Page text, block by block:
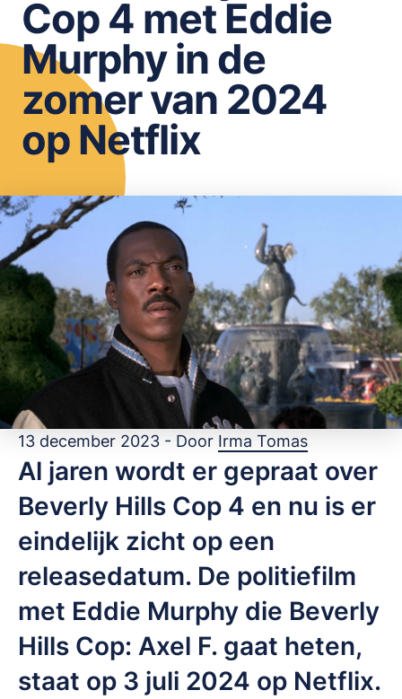
OPSLAAN
Cop 4 met Eddie
Murphy in de
zomer van 2024
op Netflix
13 december 2023 - Door Irma Tomas
Al jaren wordt er gepraat over
Beverly Hills Cop 4 en nu is er
eindelijk zicht op een
releasedatum. De politiefilm
met Eddie Murphy die Beverly
Hills Cop: Axel F. gaat heten,
staat op 3 juli 2024 op Netflix.